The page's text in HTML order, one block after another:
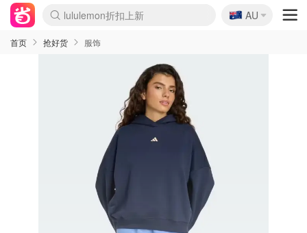
lululemon折扣上新
Sasa美妆护肤3.5折
SSENSE年中2.5折
FreshBeauty好价汇总
Cettire降价+叠9折
WWS Coles超市实拍
viagogo二手票捡漏
Myer超级周末
The Outnet奢牌1折起
David Jones 3折起
Flannels大牌1折
Perfumes Club护肤1折
AMIRO面罩$251
Amazon折扣汇总
eToro入金$200送$50
Amazon数码好物
ICONIC本周7.5折
ThedoubleF高奢地板价
Moose Knuckles 6折
丝芙兰5折起
EUFY摄像头$98
Selenichast首饰2折
Trip机票酒店促销
YSL送5件彩妆礼
Amazon家居好物
Amazon美妆护肤
雅漾大喷$8
过敏原检测盒$33
伊索独家赠50ml沐浴露
科颜氏高保湿面霜$29
SEALIFE海洋馆门票6折
丝塔芙大白罐$16
订阅Newsletter送香薰
Cult Beauty 6.8折
Harrods圣诞日历$525
LN-CC奢牌私促3折
d'Alba空姐喷雾$16
EVE LOM套装£56
Bernardelli独家4折
Adore Beauty 6折起
CT圣诞日历
Mytheresa奢品2.7折
Luxury Escapes 9折
Currentbody美容仪$881
MOON Garden Live
Roborock扫地机$649
Tingo Life水杯$24
Valentino官网5折
CR洗护套装$23
修丽可4件套$159
Myer彩妆2件7折
GANNI官网4.5折
Stylevana韩妆4折
Tessabit高奢8.5折
OGX洗发水$11
Amazon阿德莱德次日达
卡诗8.5折+赠礼
Philips Hue灯具8折
🇦🇺
AU
首页 抢好货 服饰